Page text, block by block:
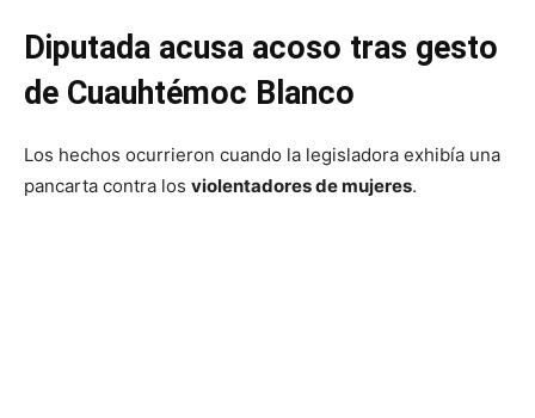
Diputada acusa acoso tras gesto
de Cuauhtémoc Blanco
Los hechos ocurrieron cuando la legisladora exhibía una
pancarta contra los violentadores de mujeres.